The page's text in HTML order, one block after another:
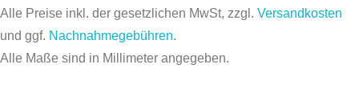
Alle Preise inkl. der gesetzlichen MwSt, zzgl. Versandkosten
und ggf. Nachnahmegebühren.
Alle Maße sind in Millimeter angegeben.